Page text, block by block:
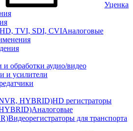
Уценка
TVI, SDI, CVIАналоговые
и обработки аудио/видео
и усилители
HYBRID)HD регистраторы
Аналоговые
Видеорегистраторы для транспорта